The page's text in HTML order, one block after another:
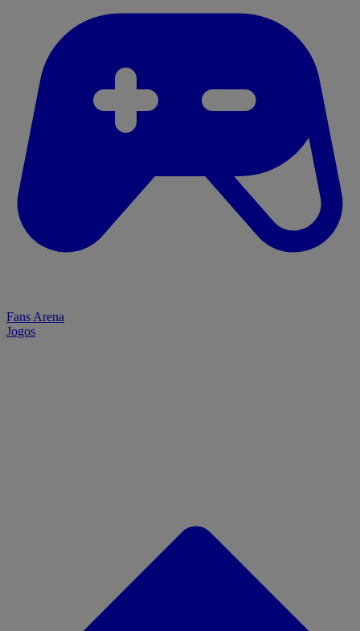
Fans Arena
Jogos